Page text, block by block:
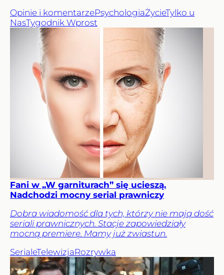
Opinie i komentarzePsychologiaŻycieTylko u
NasTygodnik Wprost
Fani w „W garniturach” się ucieszą.
Nadchodzi mocny serial prawniczy
Dobra wiadomość dla tych, którzy nie mają dość
seriali prawnicznych. Stacje zapowiedziały
mocną premierę. Mamy już zwiastun.
SerialeTelewizjaRozrywka